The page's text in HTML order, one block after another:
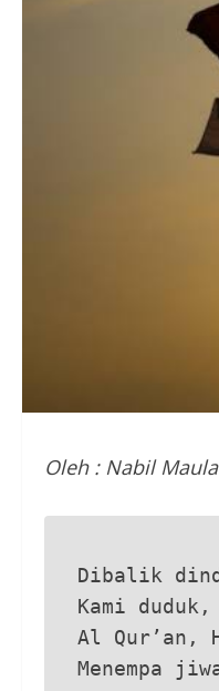
Oleh : Nabil
Dibalik
Kami
Al Qur’an,
Menempa